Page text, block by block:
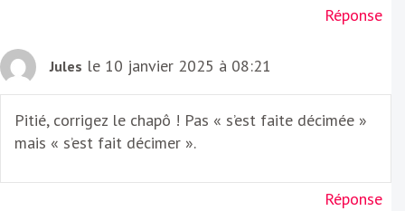
Réponse
Jules le 10 janvier 2025 à 08:21
Pitié, corrigez le chapô ! Pas « s’est faite décimée »
mais « s’est fait décimer ».
Réponse